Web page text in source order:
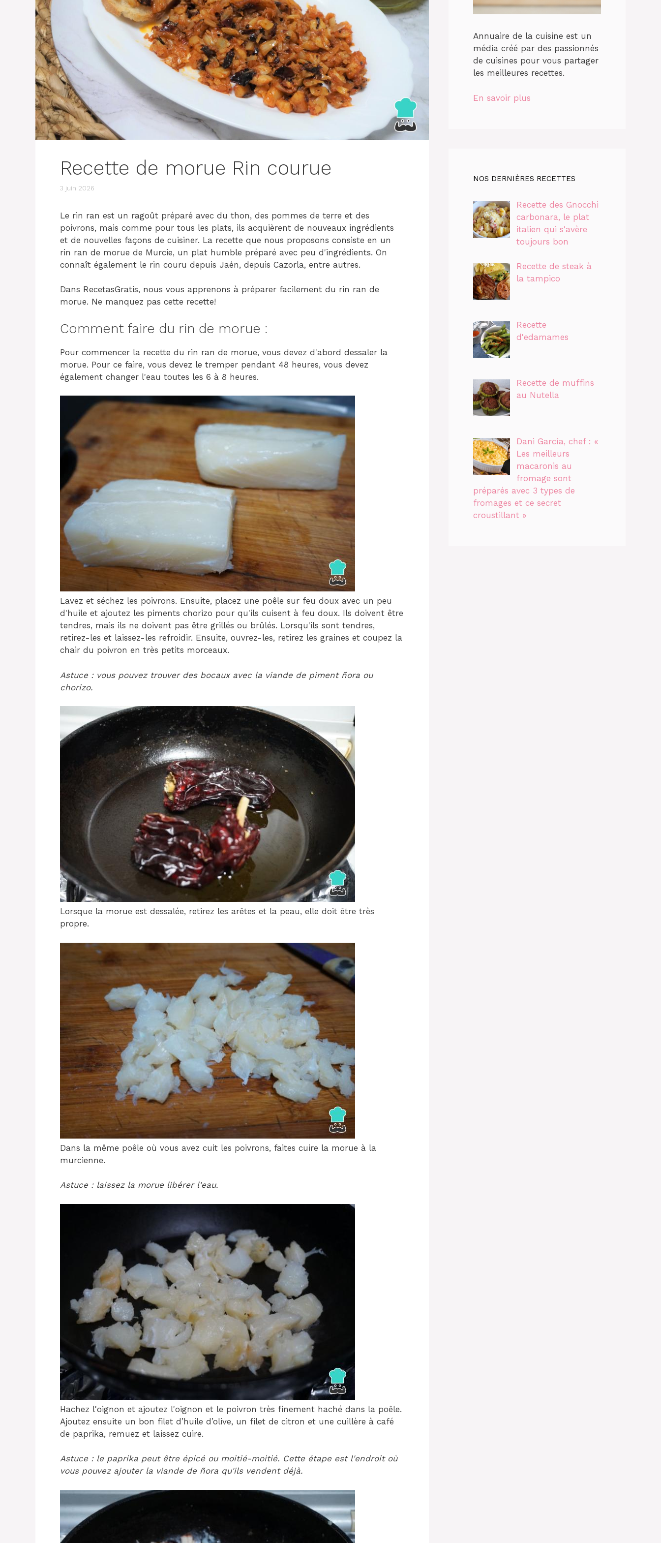
Recette de morue Rin courue
3 juin 2026
Le rin ran est un ragoût préparé avec du thon, des pommes de terre et des
poivrons, mais comme pour tous les plats, ils acquièrent de nouveaux ingrédients
et de nouvelles façons de cuisiner. La recette que nous proposons consiste en un
rin ran de morue de Murcie, un plat humble préparé avec peu d'ingrédients. On
connaît également le rin couru depuis Jaén, depuis Cazorla, entre autres.
Dans RecetasGratis, nous vous apprenons à préparer facilement du rin ran de
morue. Ne manquez pas cette recette!
Comment faire du rin de morue :
Pour commencer la recette du rin ran de morue, vous devez d'abord dessaler la
morue. Pour ce faire, vous devez le tremper pendant 48 heures, vous devez
également changer l'eau toutes les 6 à 8 heures.
Lavez et séchez les poivrons. Ensuite, placez une poêle sur feu doux avec un peu
d'huile et ajoutez les piments chorizo ​​​​pour qu'ils cuisent à feu doux. Ils doivent être
tendres, mais ils ne doivent pas être grillés ou brûlés. Lorsqu'ils sont tendres,
retirez-les et laissez-les refroidir. Ensuite, ouvrez-les, retirez les graines et coupez la
chair du poivron en très petits morceaux.
Astuce : vous pouvez trouver des bocaux avec la viande de piment ñora ou
chorizo.
Lorsque la morue est dessalée, retirez les arêtes et la peau, elle doit être très
propre.
Dans la même poêle où vous avez cuit les poivrons, faites cuire la morue à la
murcienne.
Astuce : laissez la morue libérer l'eau.
Hachez l'oignon et ajoutez l'oignon et le poivron très finement haché dans la poêle.
Ajoutez ensuite un bon filet d’huile d’olive, un filet de citron et une cuillère à café
de paprika, remuez et laissez cuire.
Astuce : le paprika peut être épicé ou moitié-moitié. Cette étape est l'endroit où
vous pouvez ajouter la viande de ñora qu'ils vendent déjà.
Annuaire de la cuisine est un
média créé par des passionnés
de cuisines pour vous partager
les meilleures recettes.
En savoir plus
NOS DERNIÈRES RECETTES
Recette des Gnocchi
carbonara, le plat
italien qui s'avère
toujours bon
Recette de steak à
la tampico
Recette
d'edamames
Recette de muffins
au Nutella
Dani García, chef : «
Les meilleurs
macaronis au
fromage sont
préparés avec 3 types de
fromages et ce secret
croustillant »